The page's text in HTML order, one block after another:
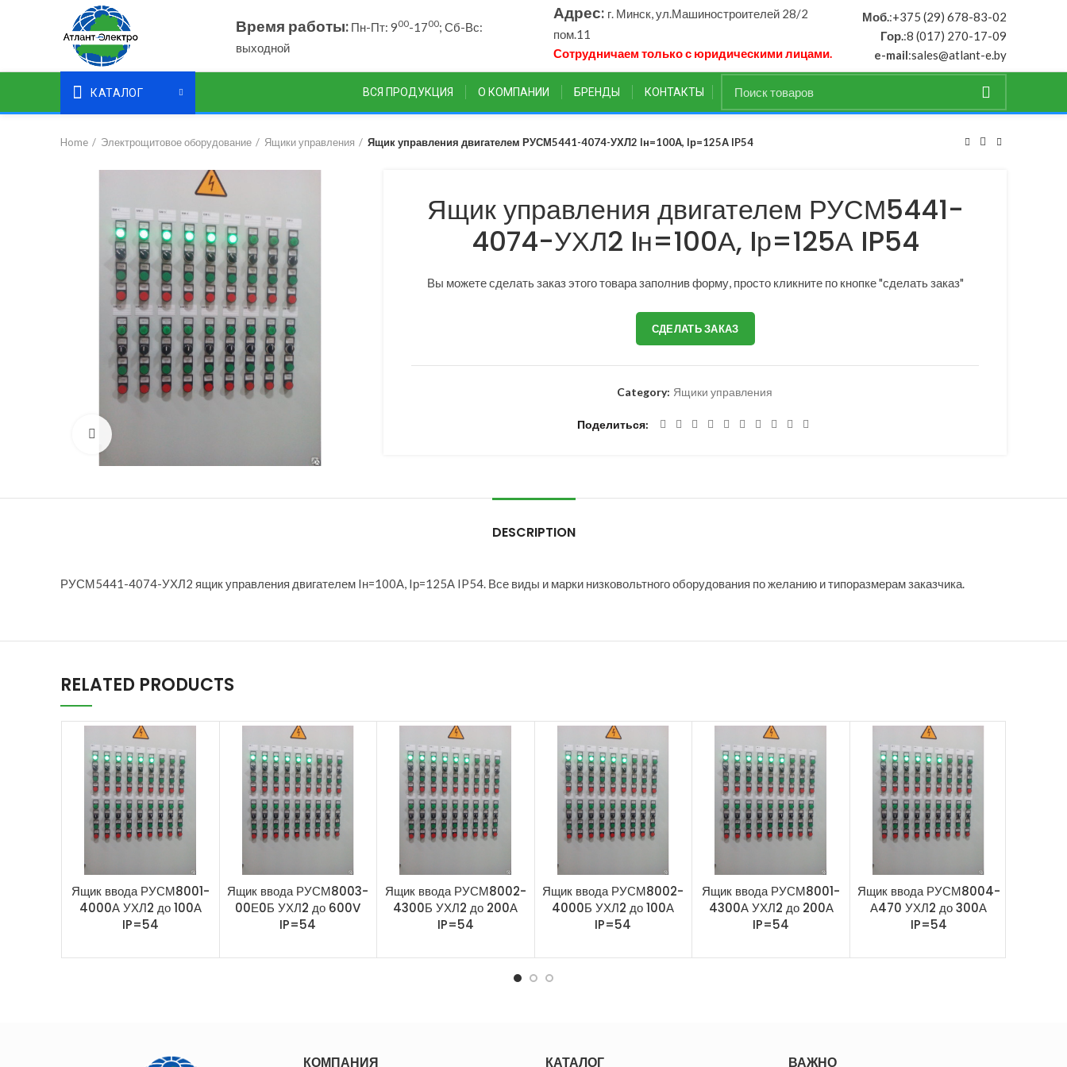
Время работы:Пн-Пт: 900-1700; Сб-Вс:
выходной
Адрес: г. Минск, ул.Машиностроителей 28/2
пом.11
Сотрудничаем только с юридическими лицами.
Моб.:+375 (29) 678-83-02
Гор.:8 (017) 270-17-09
e-mail:sales@atlant-e.by
КАТАЛОГ ВСЯ ПРОДУКЦИЯ О КОМПАНИИ БРЕНДЫ КОНТАКТЫ
Home Электрощитовое оборудование Ящики управления Ящик управления двигателем РУСМ5441-4074-УХЛ2 Iн=100А, Iр=125А IP54
Ящик управления двигателем РУСМ5441-
4074-УХЛ2 Iн=100А, Iр=125А IP54
Вы можете сделать заказ этого товара заполнив форму, просто кликните по кнопке "сделать заказ"
СДЕЛАТЬ ЗАКАЗ
Category: Ящики управления
Поделиться
DESCRIPTION
РУСМ5441-4074-УХЛ2 ящик управления двигателем Iн=100А, Iр=125А IP54. Все виды и марки низковольтного оборудования по желанию и типоразмерам заказчика.
RELATED PRODUCTS
Ящик ввода РУСМ8001-
4000А УХЛ2 до 100А
IP=54
Ящик ввода РУСМ8003-
00Е0Б УХЛ2 до 600V
IP=54
Ящик ввода РУСМ8002-
4300Б УХЛ2 до 200А
IP=54
Ящик ввода РУСМ8002-
4000Б УХЛ2 до 100А
IP=54
Ящик ввода РУСМ8001-
4300А УХЛ2 до 200А
IP=54
Ящик ввода РУСМ8004-
А470 УХЛ2 до 300А
IP=54
КОМПАНИЯ КАТАЛОГ ВАЖНО